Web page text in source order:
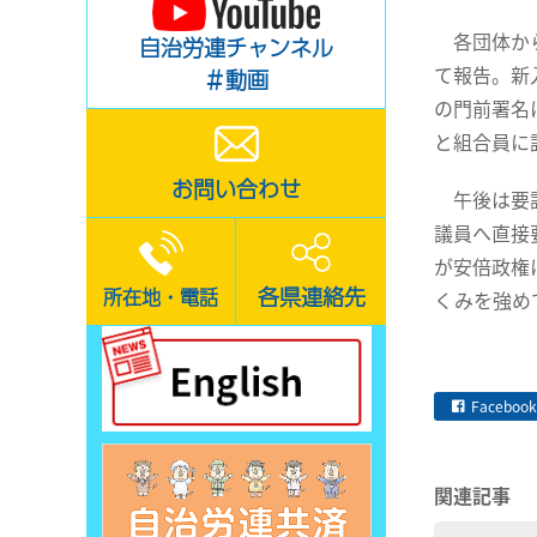
自治労連チャンネル
＃動画
お問い合わせ
所在地・電話 各県連絡先
各団体か
て報告。
の門前署
と組合員
午後は要
議員へ直接
が安倍政
くみを強
Facebook
関連記事